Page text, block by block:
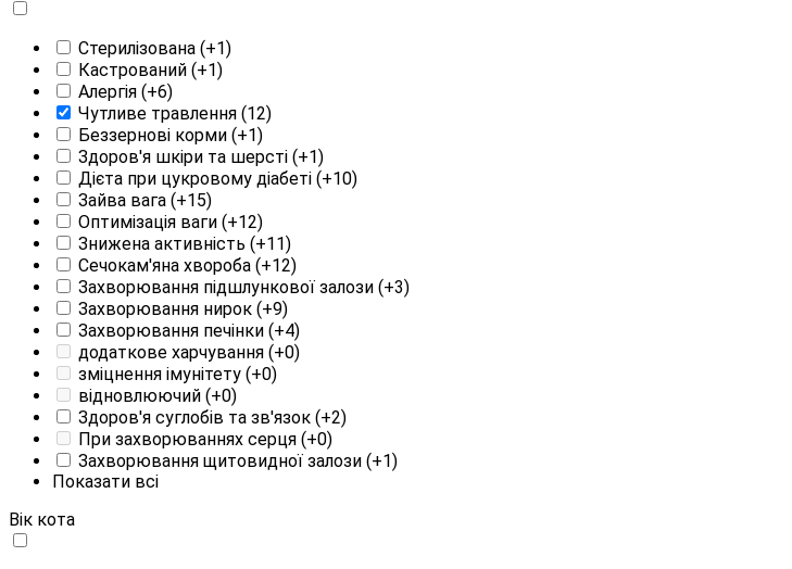
Стерилізована (+1)
Кастрований (+1)
Алергія (+6)
Чутливе травлення (12)
Беззернові корми (+1)
Здоров'я шкіри та шерсті (+1)
Дієта при цукровому діабеті (+10)
Зайва вага (+15)
Оптимізація ваги (+12)
Знижена активність (+11)
Сечокам'яна хвороба (+12)
Захворювання підшлункової залози (+3)
Захворювання нирок (+9)
Захворювання печінки (+4)
додаткове харчування (+0)
зміцнення імунітету (+0)
відновлюючий (+0)
Здоров'я суглобів та зв'язок (+2)
При захворюваннях серця (+0)
Захворювання щитовидної залози (+1)
Показати всі
Вік кота